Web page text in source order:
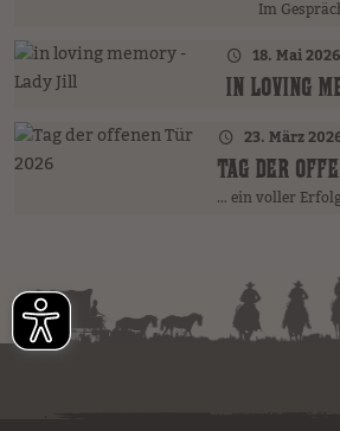
18. Mai 2026
IN LOVING
23. März
TAG DER
… ein voller